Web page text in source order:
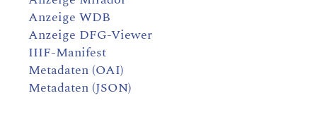
Anzeige WDB
Anzeige DFG-Viewer
IIIF-Manifest
Metadaten (OAI)
Metadaten (JSON)